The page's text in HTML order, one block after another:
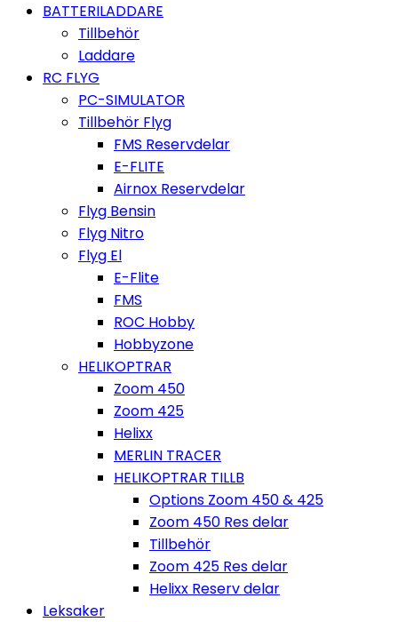
BATTERILADDARE
Tillbehör
Laddare
RC FLYG
PC-SIMULATOR
Tillbehör Flyg
FMS Reservdelar
E-FLITE
Airnox Reservdelar
Flyg Bensin
Flyg Nitro
Flyg El
E-Flite
FMS
ROC Hobby
Hobbyzone
HELIKOPTRAR
Zoom 450
Zoom 425
Helixx
MERLIN TRACER
HELIKOPTRAR TILLB
Options Zoom 450 & 425
Zoom 450 Res delar
Tillbehör
Zoom 425 Res delar
Helixx Reserv delar
Leksaker